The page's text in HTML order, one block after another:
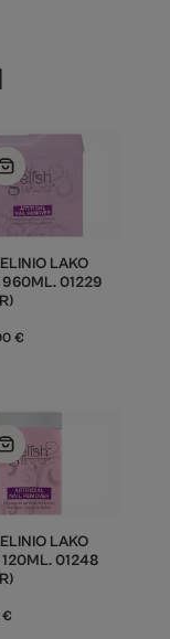
LAKO
960ML. 01229
€
LAKO
120ML. 01248
€